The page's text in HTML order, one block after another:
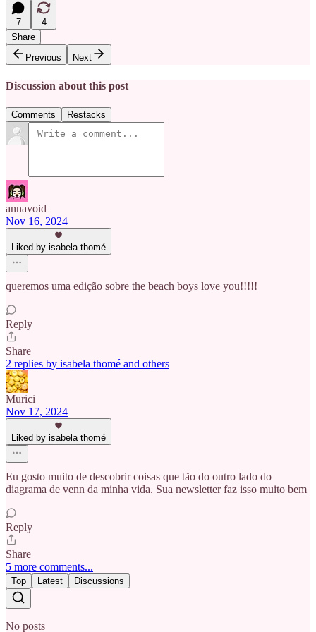
7
4
Share
Previous
Next
Discussion about this post
Comments Restacks
annavoid
Nov 16, 2024
Liked by isabela thomé
queremos uma edição sobre the beach boys love you!!!!!
Reply
Share
2 replies by isabela thomé and others
Murici
Nov 17, 2024
Liked by isabela thomé
Eu gosto muito de descobrir coisas que tão do outro lado do
diagrama de venn da minha vida. Sua newsletter faz isso muito bem
Reply
Share
5 more comments...
Top Latest Discussions
No posts